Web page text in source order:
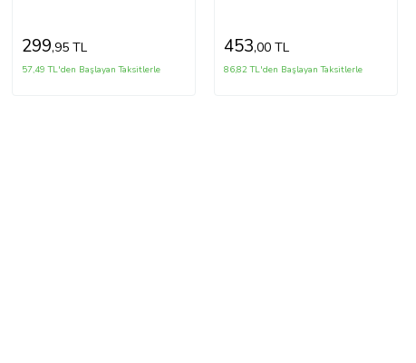
299,95 TL
57,49 TL'den Başlayan Taksitlerle
453,00 TL
86,82 TL'den Başlayan Taksitlerle